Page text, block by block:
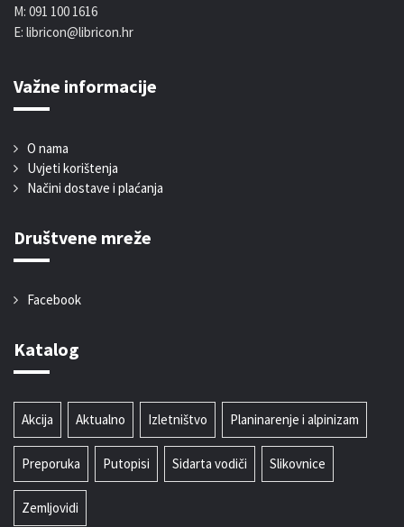
M: 091 100 1616
E: libricon@libricon.hr
Važne informacije
O nama
Uvjeti korištenja
Načini dostave i plaćanja
Društvene mreže
Facebook
Katalog
Akcija Aktualno Izletništvo Planinarenje i alpinizam
Preporuka Putopisi Sidarta vodiči Slikovnice
Zemljovidi